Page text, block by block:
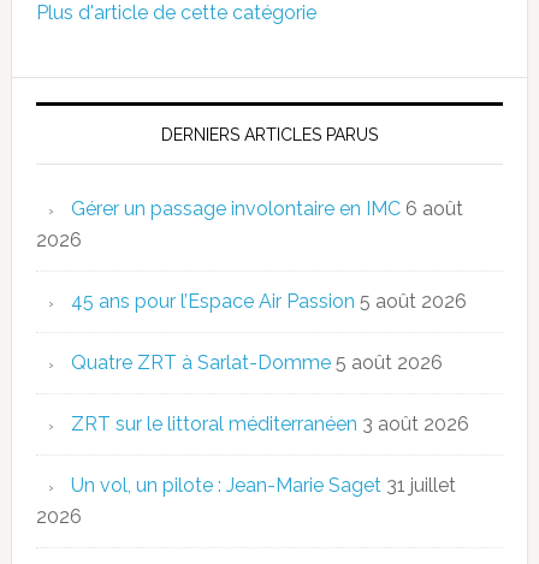
Plus d'article de cette catégorie
DERNIERS ARTICLES PARUS
Gérer un passage involontaire en IMC 6 août
2026
45 ans pour l’Espace Air Passion 5 août 2026
Quatre ZRT à Sarlat-Domme 5 août 2026
ZRT sur le littoral méditerranéen 3 août 2026
Un vol, un pilote : Jean-Marie Saget 31 juillet
2026